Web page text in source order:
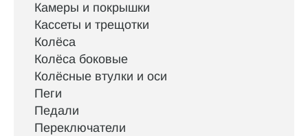
Камеры и покрышки
Кассеты и трещотки
Колёса
Колёса боковые
Колёсные втулки и оси
Пеги
Педали
Переключатели